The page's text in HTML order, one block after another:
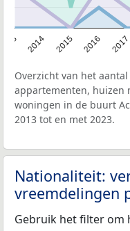
2014 2015 2016 2017
Overzicht van het
appartementen, huizen
woningen in de buurt
2013 tot en met 2023.
Nationaliteit:
vreemdelingen
Gebruik het filter om